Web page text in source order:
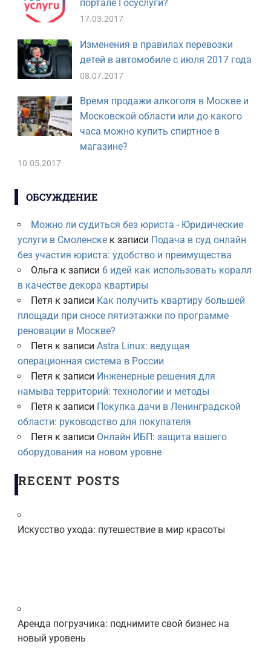
портале Госуслуги?
17.03.2017
Изменения в правилах перевозки
детей в автомобиле с июля 2017 года
08.07.2017
Время продажи алкоголя в Москве и
Московской области или до какого
часа можно купить спиртное в
магазине?
10.05.2017
ОБСУЖДЕНИЕ
Можно ли судиться без юриста - Юридические
услуги в Смоленскек записи Подача в суд онлайн
без участия юриста: удобство и преимущества
Ольга к записи 6 идей как использовать коралл
в качестве декора квартиры
Петя к записи Как получить квартиру большей
площади при сносе пятиэтажки по программе
реновации в Москве?
Петя к записи Astra Linux: ведущая
операционная система в России
Петя к записи Инженерные решения для
намыва территорий: технологии и методы
Петя к записи Покупка дачи в Ленинградской
области: руководство для покупателя
Петя к записи Онлайн ИБП: защита вашего
оборудования на новом уровне
RECENT POSTS
Искусство ухода: путешествие в мир красоты
Аренда погрузчика: поднимите свой бизнес на
новый уровень